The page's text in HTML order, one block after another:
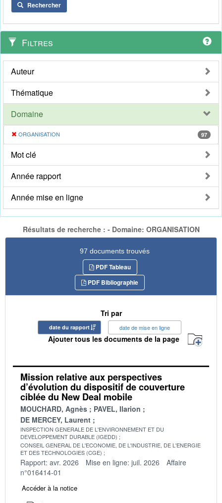
Rechercher
Filtres
Auteur
Thématique
Domaine
ORGANISATION 97
Mot clé
Année rapport
Année mise en ligne
Résultats de recherche : - Domaine: ORGANISATION
97 documents trouvés
PDF Tableau
PDF Bibliographie
Tri par
date du rapport date de mise en ligne
Ajouter tous les documents de la page
Mission relative aux perspectives
d’évolution du dispositif de couverture
ciblée du New Deal mobile
MOUCHARD, Agnès
PAVEL, Ilarion
DE MERCEY, Laurent
INSPECTION GENERALE DE L'ENVIRONNEMENT ET DU
DEVELOPPEMENT DURABLE (IGEDD)
CONSEIL GENERAL DE L'ECONOMIE, DE L'INDUSTRIE, DE L'ENERGIE
ET DES TECHNOLOGIES (CGE)
Rapport: avr. 2026 Mise en ligne: juil. 2026
Affaire
n°016414-01
Accéder à la notice